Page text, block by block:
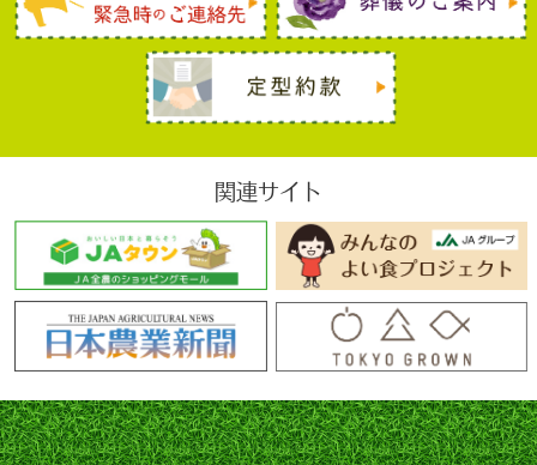
〒 110-0014東京都台東区北上野一丁目10番14号住
友不動産上野ビル５号館 電話0570-055-955
貸金業、クレジット事業、リース事業、保証事業、金
融機関事業等の与信事業を営む企業を会員とする個人
信用情報機関https://www.jicc.co.jp/
）私は、下表のとおり個人情報（その履歴を含
む。）、客観的な取引事実等が組合が加盟する個人信
用情報機関に登録され、同機関および同機関と提携す
る個人信用情報機関の加盟会員によって自己の与信取
引上の判断のために利用されることに同意します。
〔全国銀行個人信用情報センター〕
登録期間
関連サイト